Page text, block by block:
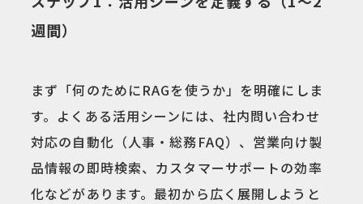
週間）
まず「何のためにRAGを使うか」を明確にしま
す。よくある活用シーンには、社内問い合わせ
対応の自動化（人事・総務FAQ）、営業向け製
品情報の即時検索、カスタマーサポートの効率
化などがあります。最初から広く展開しようと